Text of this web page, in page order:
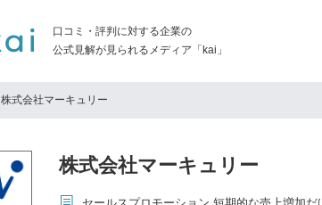
口コミ・評判に対する企業の
公式見解が見られるメディア「kai」
株式会社マーキュリー
株式会社マーキュリー